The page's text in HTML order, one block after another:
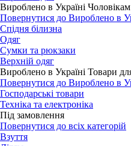
Вироблено в Україні Чоловікам
Повернутися до Вироблено в
Спідня білизна
Одяг
Сумки та рюкзаки
Верхній одяг
Вироблено в Україні Товари
Повернутися до Вироблено в
Господарські товари
Техніка та електроніка
Під замовлення
Повернутися до всіх категорій
Взуття